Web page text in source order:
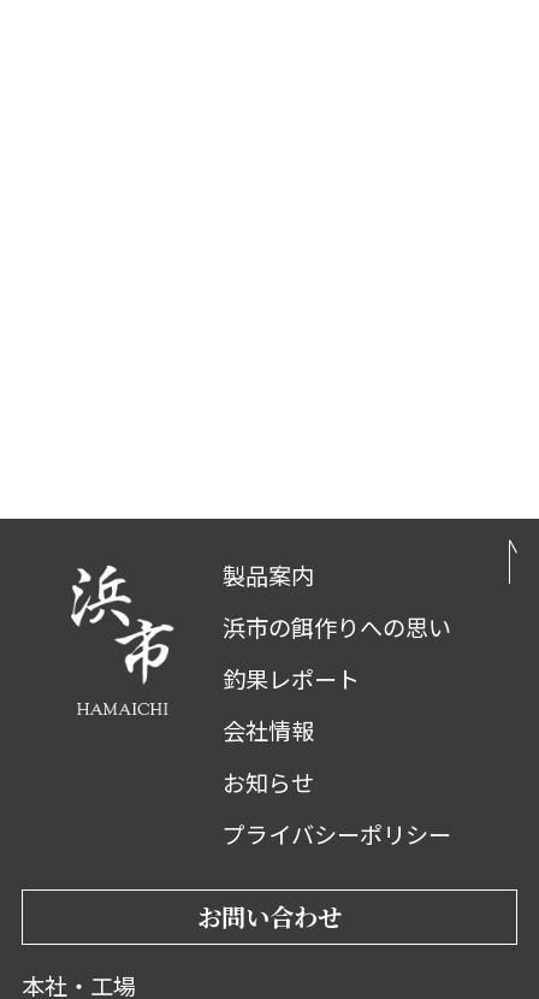
製品案内
浜市の餌作りへの思い
釣果レポート
会社情報
お知らせ
プライバシーポリシー
お問い合わせ
本社・工場